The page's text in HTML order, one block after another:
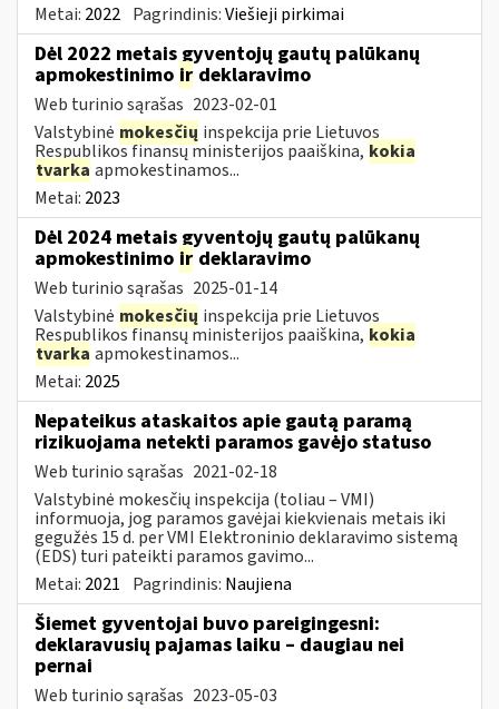
Metai: 2022 Pagrindinis:Viešieji pirkimai
Dėl 2022 metais gyventojų gautų palūkanų
apmokestinimo ir deklaravimo
Web turinio sąrašas 2023-02-01
Valstybinė mokesčių inspekcija prie Lietuvos
Respublikos finansų ministerijos paaiškina, kokia
tvarka apmokestinamos...
Metai: 2023
Dėl 2024 metais gyventojų gautų palūkanų
apmokestinimo ir deklaravimo
Web turinio sąrašas 2025-01-14
Valstybinė mokesčių inspekcija prie Lietuvos
Respublikos finansų ministerijos paaiškina, kokia
tvarka apmokestinamos...
Metai: 2025
Nepateikus ataskaitos apie gautą paramą
rizikuojama netekti paramos gavėjo statuso
Web turinio sąrašas 2021-02-18
Valstybinė mokesčių inspekcija (toliau – VMI)
informuoja, jog paramos gavėjai kiekvienais metais iki
gegužės 15 d. per VMI Elektroninio deklaravimo sistemą
(EDS) turi pateikti paramos gavimo...
Metai: 2021 Pagrindinis: Naujiena
Šiemet gyventojai buvo pareigingesni:
deklaravusių pajamas laiku – daugiau nei
pernai
Web turinio sąrašas 2023-05-03